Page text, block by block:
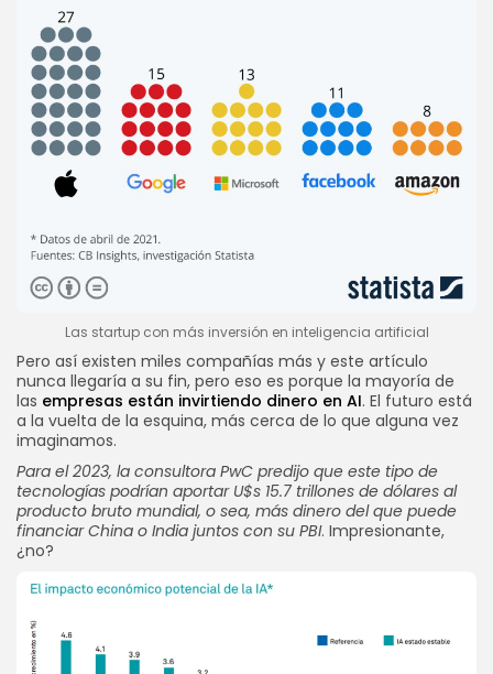
Las startup con más inversión en inteligencia artificial
Pero así existen miles compañías más y este artículo
nunca llegaría a su fin, pero eso es porque la mayoría de
las empresas están invirtiendo dinero en AI. El futuro está
a la vuelta de la esquina, más cerca de lo que alguna vez
imaginamos.
Para el 2023, la consultora PwC predijo que este tipo de
tecnologías podrían aportar U$s 15.7 trillones de dólares al
producto bruto mundial, o sea, más dinero del que puede
financiar China o India juntos con su PBI. Impresionante,
¿no?